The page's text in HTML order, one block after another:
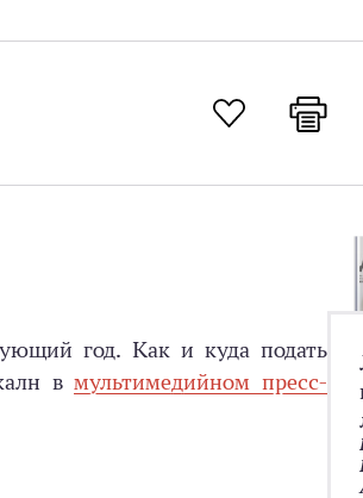
год. Как и куда подать
вмультимедийном пресс-